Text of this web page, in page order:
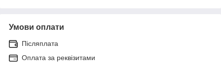
Умови оплати
Післяплата
Оплата за реквізитами